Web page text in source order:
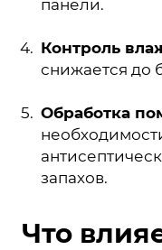
панели.
Контроль
снижается до
Обработка
запахов.
Что